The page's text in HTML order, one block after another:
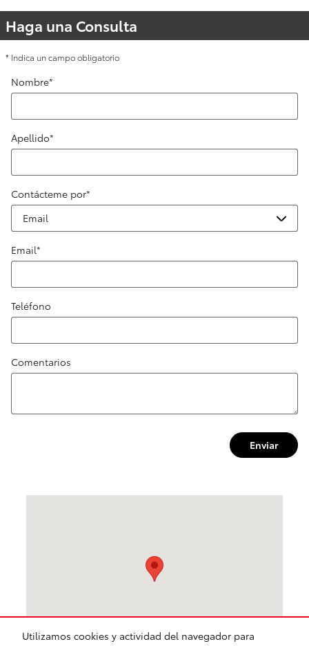
Utilizamos cookies y actividad del navegador para
Haga una Consulta
* Indica un campo obligatorio
Nombre*
Apellido*
Contácteme por*
Email*
Teléfono
Comentarios
Enviar